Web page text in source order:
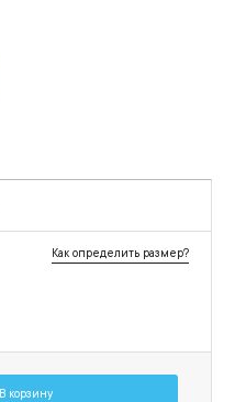
Как определить размер?
В корзину